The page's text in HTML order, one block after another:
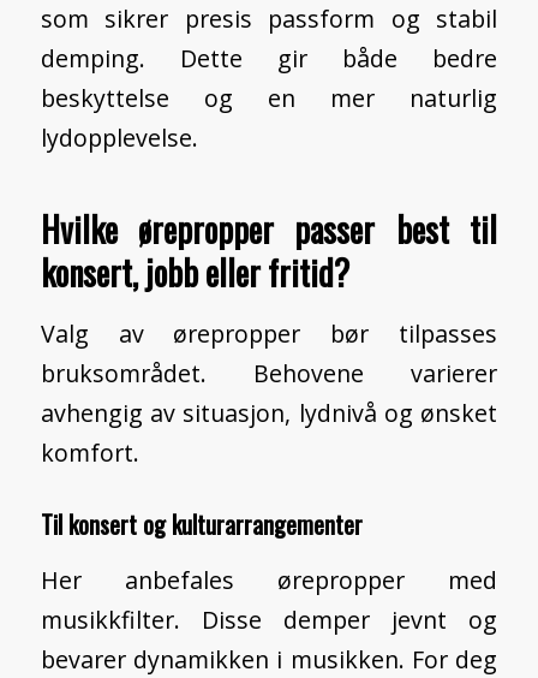
som sikrer presis passform og stabil
demping. Dette gir både bedre
beskyttelse og en mer naturlig
lydopplevelse.
Hvilke ørepropper passer best til
konsert, jobb eller fritid?
Valg av ørepropper bør tilpasses
bruksområdet. Behovene varierer
avhengig av situasjon, lydnivå og ønsket
komfort.
Til konsert og kulturarrangementer
Her anbefales ørepropper med
musikkfilter. Disse demper jevnt og
bevarer dynamikken i musikken. For deg